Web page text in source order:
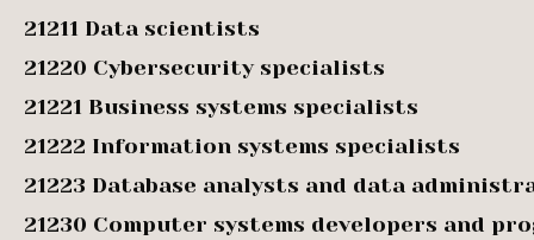
21211 Data scientists
21220 Cybersecurity specialists
21221 Business systems specialists
21222 Information systems specialists
21223 Database analysts and data
21230 Computer systems developers and